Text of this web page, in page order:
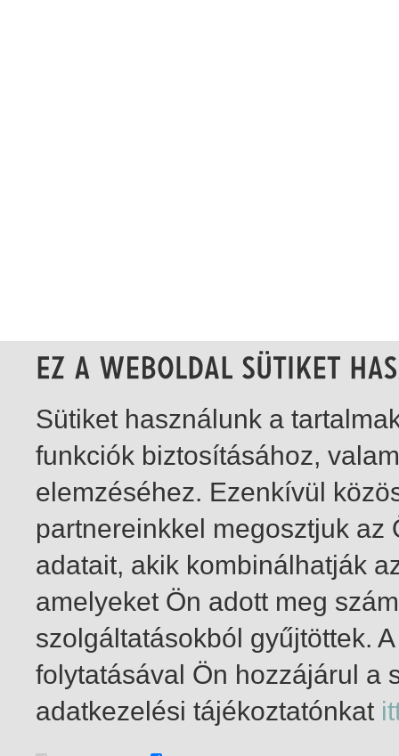
1-1 / total 1 hit
Sütiket használunk a
funkciók biztosításához,
elemzéséhez. Ezenkívül
partnereinkkel megosztjuk
adatait, akik kombinálhatják
amelyeket Ön adott meg
szolgáltatásokból gyűjtöttek.
folytatásával Ön hozzájárul a
adatkezelési tájékoztatónkat